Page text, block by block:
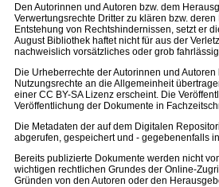
Den Autorinnen und Autoren bzw. dem
Verwertungsrechte Dritter zu klären bzw.
Entstehung von Rechtshindernissen, setzt er
August Bibliothek haftet nicht für aus der
nachweislich vorsätzliches oder grob
Die Urheberrechte der Autorinnen und
Nutzungsrechte an die Allgemeinheit
einer CC BY-SA Lizenz erscheint. Die
Veröffentlichung der Dokumente in
Die Metadaten der auf dem Digitalen
abgerufen, gespeichert und - gegebenenfalls
Bereits publizierte Dokumente werden nicht
wichtigen rechtlichen Grundes der Online-
Gründen von den Autoren oder den